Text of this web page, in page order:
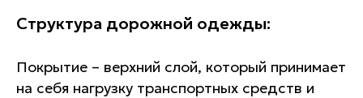
Структура дорожной одежды:
Покрытие – верхний слой, который принимает
на себя нагрузку транспортных средств и